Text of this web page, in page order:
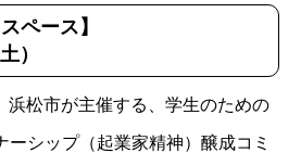
ペース】
）
浜松市が主催する、学生のための
ーシップ（起業家精神）醸成コミ